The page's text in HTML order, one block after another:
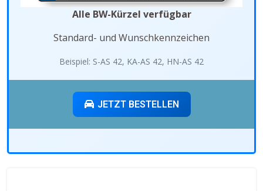
Alle BW-Kürzel verfügbar
Standard- und Wunschkennzeichen
Beispiel: S-AS 42, KA-AS 42, HN-AS 42
JETZT BESTELLEN